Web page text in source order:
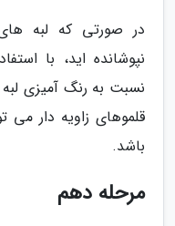
در صورتی که لبه
نپوشانده اید، با
نسبت به رنگ آمیزی لبه
قلموهای زاویه دار می
باشد.
مرحله دهم